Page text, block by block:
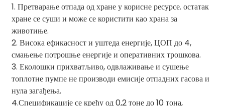
1. Претварање отпада од хране у корисне ресурсе. остатак
хране се суши и може се користити као храна за
животиње.
2. Висока ефикасност и уштеда енергије, ЦОП до 4,
смањење потрошње енергије и оперативних трошкова.
3. Еколошки прихватљиво, одвлаживање и сушење
топлотне пумпе не производи емисије отпадних гасова и
нула загађења.
4.Спецификације се крећу од 0,2 тоне до 10 тона,